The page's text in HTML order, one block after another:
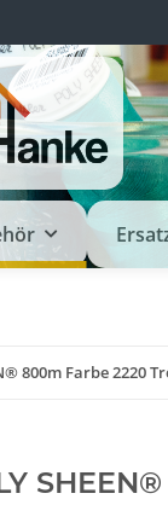
800m Farbe 2220